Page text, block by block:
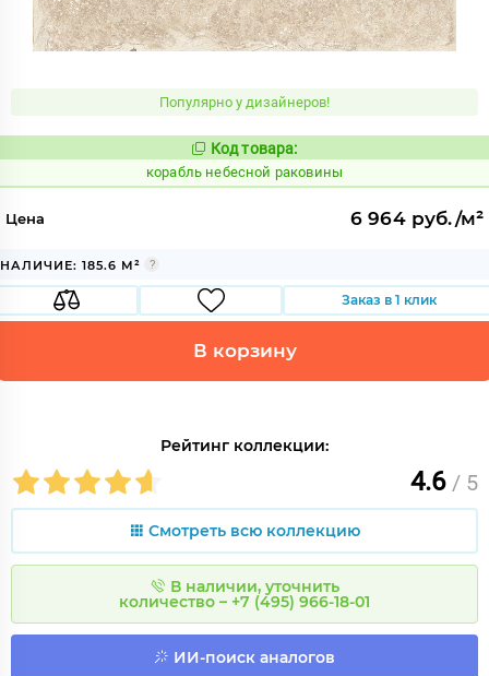
Популярно у дизайнеров!
Код:
773578
Код товара:
корабль небесной раковины
Цена 6 964 руб./м²
НАЛИЧИЕ: 185.6 М²
Заказ в 1 клик
В корзину
Рейтинг коллекции:
4.6 / 5
Смотреть всю коллекцию
В наличии, уточнить
количество – +7 (495) 966-18-01
ИИ-поиск аналогов